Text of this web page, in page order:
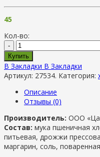
45
Кол-во:
-
Купить
В Закладки В Закладки
Артикул: 27534. Категория:
Описание
Отзывы (0)
Производитель: ООО
Состав: мука пшеничная
питьевая, дрожжи
маргарин, соль,